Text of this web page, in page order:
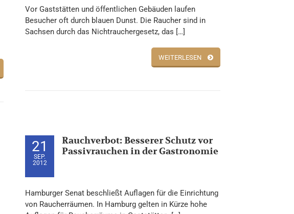
Vor Gaststätten und öffentlichen Gebäuden laufen
Besucher oft durch blauen Dunst. Die Raucher sind in
Sachsen durch das Nichtrauchergesetz, das […]
WEITERLESEN
21
SEP.
2012
Rauchverbot: Besserer Schutz vor
Passivrauchen in der Gastronomie
Hamburger Senat beschließt Auflagen für die Einrichtung
von Raucherräumen. In Hamburg gelten in Kürze hohe